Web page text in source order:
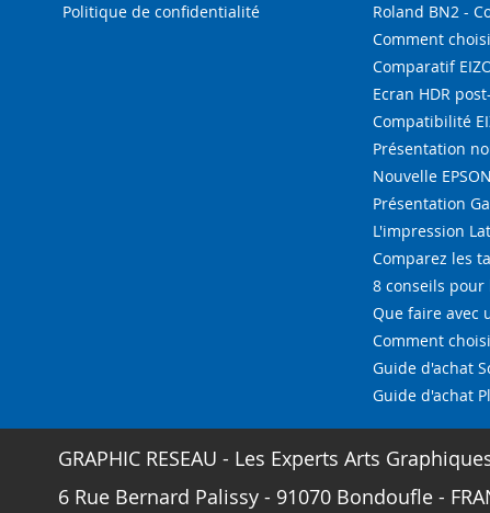
Politique de confidentialité
Roland BN2 -
Comment
Comparatif
Ecran HDR
Compatibilité
Présentation
Nouvelle
Présentation
L'impression
Comparez les
8 conseils
Que faire avec
Comment
Guide d'achat
Guide d'achat
GRAPHIC RESEAU - Les Experts Arts
6 Rue Bernard Palissy - 91070 Bondoufle -